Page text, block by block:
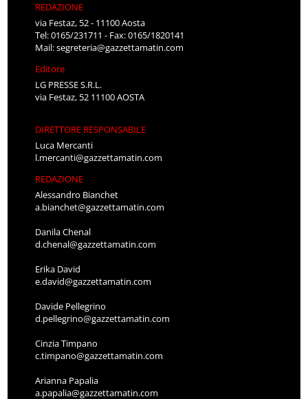
REDAZIONE
via Festaz, 52 - 11100 Aosta
Tel: 0165/231711 - Fax: 0165/1820141
Mail:segreteria@gazzettamatin.com
Editore
LG PRESSE S.R.L.
via Festaz, 52 11100 AOSTA
DIRETTORE RESPONSABILE
Luca Mercanti
l.mercanti@gazzettamatin.com
REDAZIONE
Alessandro Bianchet
a.bianchet@gazzettamatin.com
Danila Chenal
d.chenal@gazzettamatin.com
Erika David
e.david@gazzettamatin.com
Davide Pellegrino
d.pellegrino@gazzettamatin.com
Cinzia Timpano
c.timpano@gazzettamatin.com
Arianna Papalia
a.papalia@gazzettamatin.com